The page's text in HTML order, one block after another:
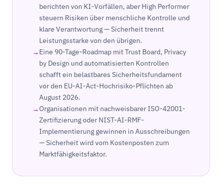
berichten von KI-Vorfällen, aber High Performer
steuern Risiken über menschliche Kontrolle und
klare Verantwortung — Sicherheit trennt
Leistungsstarke von den übrigen.
Eine 90-Tage-Roadmap mit Trust Board, Privacy
by Design und automatisierten Kontrollen
schafft ein belastbares Sicherheitsfundament
vor den EU-AI-Act-Hochrisiko-Pflichten ab
August 2026.
Organisationen mit nachweisbarer ISO-42001-
Zertifizierung oder NIST-AI-RMF-
Implementierung gewinnen in Ausschreibungen
— Sicherheit wird vom Kostenposten zum
Marktfähigkeitsfaktor.